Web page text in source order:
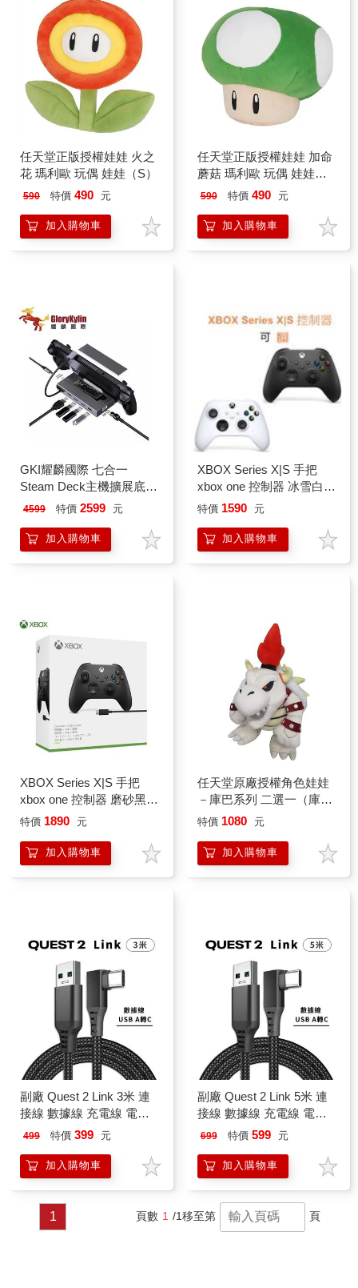
任天堂正版授權娃娃 火之
花 瑪利歐 玩偶 娃娃（S）
590 特價 490 元
加入購物車
任天堂正版授權娃娃 加命
蘑菇 瑪利歐 玩偶 娃娃
（S）
590 特價 490 元
加入購物車
GKI耀麟國際 七合一
Steam Deck主機擴展底座
USB-C擴充基座 SSD固態
4599 特價 2599 元
加入購物車
XBOX Series X|S 手把
xbox one 控制器 冰雪白
磨砂黑 無線
特價 1590 元
加入購物車
XBOX Series X|S 手把
xbox one 控制器 磨砂黑
有線
特價 1890 元
加入購物車
任天堂原廠授權角色娃娃
－庫巴系列 二選一（庫巴
VS 枯骨庫巴）
特價 1080 元
加入購物車
副廠 Quest 2 Link 3米 連
接線 數據線 充電線 電腦
遊戲線 袋裝（USB to C
499 特價 399 元
加入購物車
副廠 Quest 2 Link 5米 連
接線 數據線 充電線 電腦
遊戲線 袋裝（USB to C
699 特價 599 元
加入購物車
1 頁數 1 /1移至第 頁